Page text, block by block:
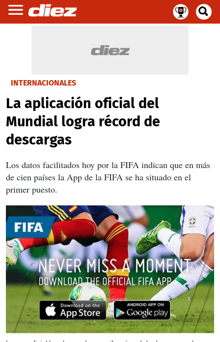
INTERNACIONALES
La aplicación oficial del
Mundial logra récord de
descargas
Los datos facilitados hoy por la FIFA indican que en más
de cien países la App de la FIFA se ha situado en el
primer puesto.
X